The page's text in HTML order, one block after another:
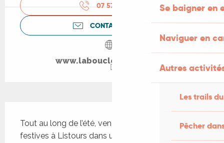
Se baigner en
Naviguer en
Autres
Les trails
Pêcher
07 57 18 27
CONTACTEZ-NOUS
www.laboucledelistours.fr
Tout au long de l’été, venez vivre des soirées
festives à Listours dans un cadre champêtre et